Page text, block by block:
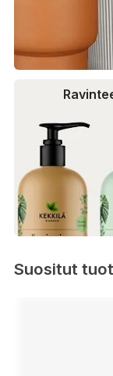
Suositut